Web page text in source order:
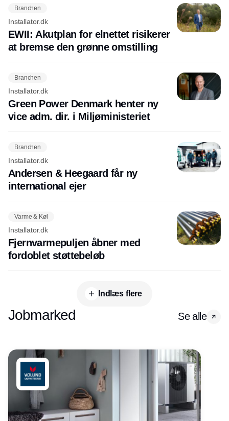
Branchen
Installator.dk
EWII: Akutplan for elnettet risikerer
at bremse den grønne omstilling
Branchen
Installator.dk
Green Power Denmark henter ny
vice adm. dir. i Miljøministeriet
Branchen
Installator.dk
Andersen & Heegaard får ny
international ejer
Varme & Køl
Installator.dk
Fjernvarmepuljen åbner med
fordoblet støttebeløb
Indlæs flere
Jobmarked Se alle